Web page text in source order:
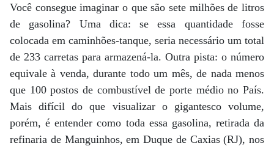
Você consegue imaginar o que são sete milhões de litros
de gasolina? Uma dica: se essa quantidade fosse
colocada em caminhões-tanque, seria necessário um total
de 233 carretas para armazená-la. Outra pista: o número
equivale à venda, durante todo um mês, de nada menos
que 100 postos de combustível de porte médio no País.
Mais difícil do que visualizar o gigantesco volume,
porém, é entender como toda essa gasolina, retirada da
refinaria de Manguinhos, em Duque de Caxias (RJ), nos